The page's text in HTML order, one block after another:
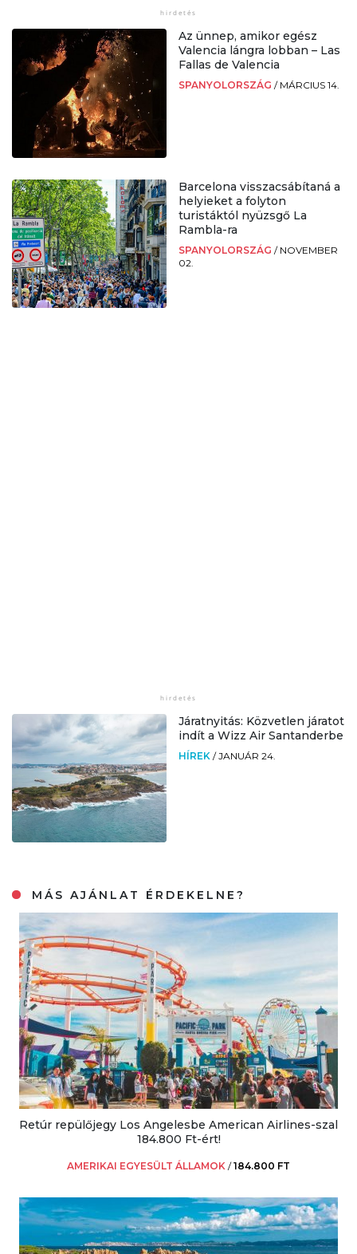
Az ünnep, amikor egész
Valencia lángra lobban – Las
Fallas de Valencia
SPANYOLORSZÁG / MÁRCIUS 14.
Barcelona visszacsábítaná a
helyieket a folyton
turistáktól nyüzsgő La
Rambla-ra
SPANYOLORSZÁG / NOVEMBER
02.
Járatnyitás: Közvetlen járatot
indít a Wizz Air Santanderbe
HÍREK /JANUÁR 24.
MÁS AJÁNLAT ÉRDEKELNE?
Retúr repülőjegy Los Angelesbe American Airlines-szal
184.800 Ft-ért!
AMERIKAI EGYESÜLT ÁLLAMOK /184.800 FT